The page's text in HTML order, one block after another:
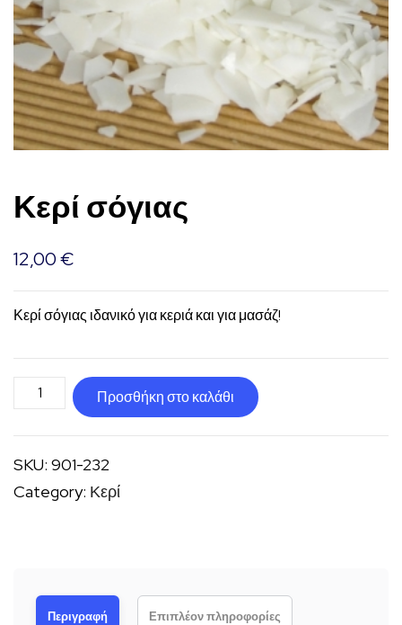
Κερί σόγιας
12,00€
Κερί σόγιας ιδανικό για κεριά και για μασάζ!
Κερί
σόγιας
ποσότητα
Προσθήκη στο καλάθι
SKU: 901-232
Category: Κερί
Περιγραφή Επιπλέον πληροφορίες